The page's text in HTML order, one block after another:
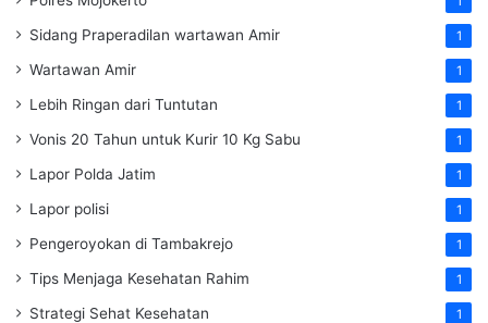
Sidang Praperadilan wartawan Amir 1
Wartawan Amir 1
Lebih Ringan dari Tuntutan 1
Vonis 20 Tahun untuk Kurir 10 Kg Sabu 1
Lapor Polda Jatim 1
Lapor polisi 1
Pengeroyokan di Tambakrejo 1
Tips Menjaga Kesehatan Rahim 1
Strategi Sehat Kesehatan 1